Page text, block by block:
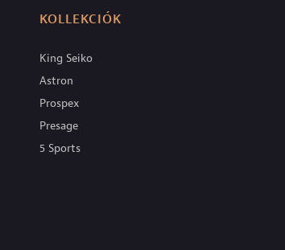
KOLLEKCIÓK
King Seiko
Astron
Prospex
Presage
5 Sports